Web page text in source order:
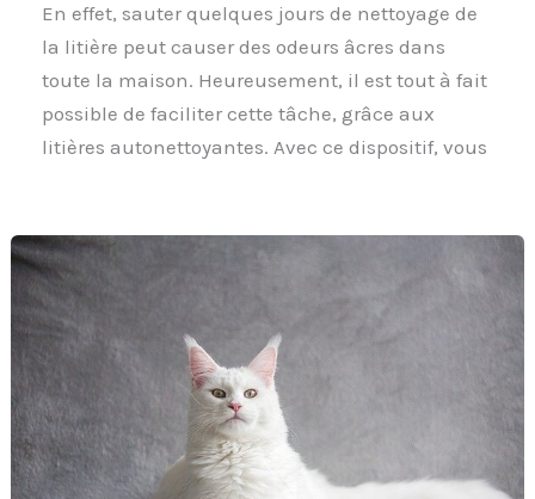
En effet, sauter quelques jours de nettoyage de
la litière peut causer des odeurs âcres dans
toute la maison. Heureusement, il est tout à fait
possible de faciliter cette tâche, grâce aux
litières autonettoyantes. Avec ce dispositif, vous